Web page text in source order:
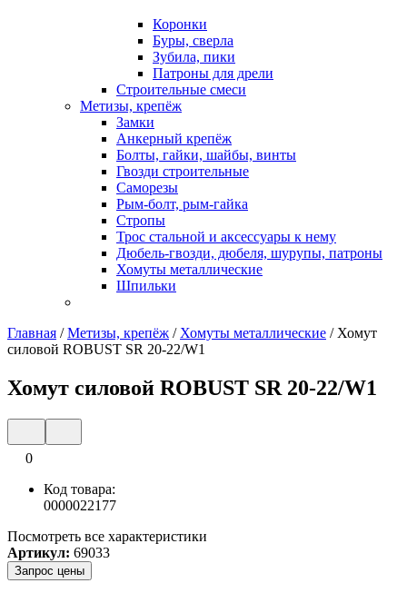
Коронки
Буры, сверла
Зубила, пики
Патроны для дрели
Строительные смеси
Метизы, крепёж
Замки
Анкерный крепёж
Болты, гайки, шайбы, винты
Гвозди строительные
Саморезы
Рым-болт, рым-гайка
Стропы
Трос стальной и аксессуары к нему
Дюбель-гвозди, дюбеля, шурупы, патроны
Хомуты металлические
Шпильки
Главная /Метизы, крепёж / Хомуты металлические / Хомут
силовой ROBUST SR 20-22/W1
Хомут силовой ROBUST SR 20-22/W1
0
Код товара:
0000022177
Посмотреть все характеристики
Артикул: 69033
Запрос цены